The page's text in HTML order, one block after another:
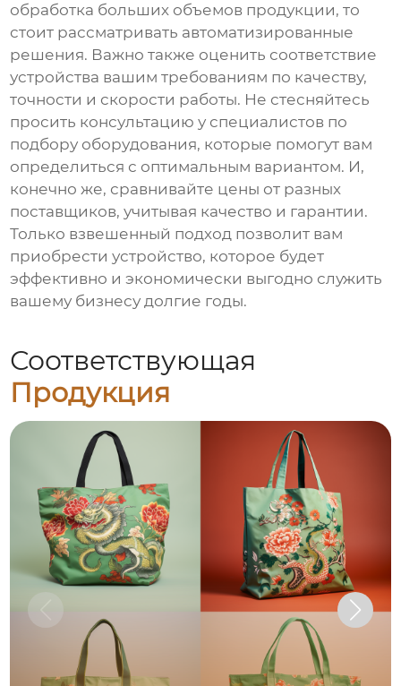
обработка больших объемов продукции, то
стоит рассматривать автоматизированные
решения. Важно также оценить соответствие
устройства вашим требованиям по качеству,
точности и скорости работы. Не стесняйтесь
просить консультацию у специалистов по
подбору оборудования, которые помогут вам
определиться с оптимальным вариантом. И,
конечно же, сравнивайте цены от разных
поставщиков, учитывая качество и гарантии.
Только взвешенный подход позволит вам
приобрести устройство, которое будет
эффективно и экономически выгодно служить
вашему бизнесу долгие годы.
Соответствующая
Продукция